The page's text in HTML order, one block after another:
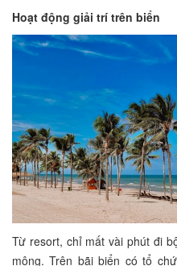
Hoạt động giải trí trên biển
Từ resort, chỉ mất vài phút đi
mộng. Trên bãi biển có tổ